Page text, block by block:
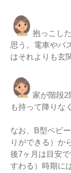
抱っこし
思う。電車やバ
はそれよりも玄
家が階段2
も持って降りな
なお、B型ベビ
りができる）か
後7ヶ月は目安
すわる）時期に